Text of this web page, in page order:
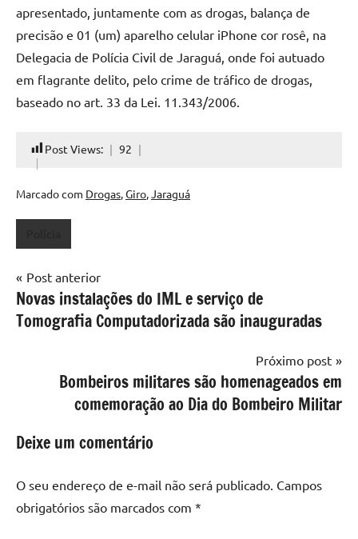
apresentado, juntamente com as drogas, balança de
precisão e 01 (um) aparelho celular iPhone cor rosê, na
Delegacia de Polícia Civil de Jaraguá, onde foi autuado
em flagrante delito, pelo crime de tráfico de drogas,
baseado no art. 33 da Lei. 11.343/2006.
Post Views: 92
Marcado com Drogas,Giro,Jaraguá
Navegação
de
Post
Post anterior
Novas instalações do IML e serviço de
Tomografia Computadorizada são inauguradas
Próximo post
Bombeiros militares são homenageados em
comemoração ao Dia do Bombeiro Militar
Deixe um comentário
O seu endereço de e-mail não será publicado. Campos
obrigatórios são marcados com *